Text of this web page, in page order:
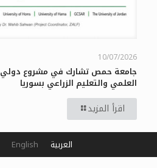
10/07/2026
جامعة حمص تشارك في مشروع دولي
العلمي والتعليم الزراعي بسوريا
اقرأ المزيد
العربية English